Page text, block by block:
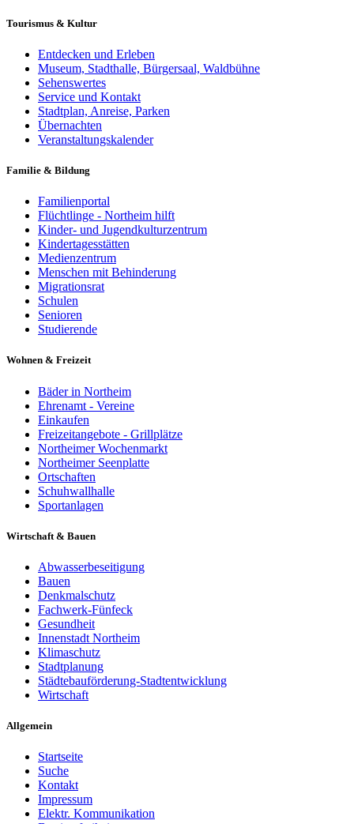
Tourismus & Kultur
Entdecken und Erleben
Museum, Stadthalle, Bürgersaal, Waldbühne
Sehenswertes
Service und Kontakt
Stadtplan, Anreise, Parken
Übernachten
Veranstaltungskalender
Familie & Bildung
Familienportal
Flüchtlinge - Northeim hilft
Kinder- und Jugendkulturzentrum
Kindertagesstätten
Medienzentrum
Menschen mit Behinderung
Migrationsrat
Schulen
Senioren
Studierende
Wohnen & Freizeit
Bäder in Northeim
Ehrenamt - Vereine
Einkaufen
Freizeitangebote - Grillplätze
Northeimer Wochenmarkt
Northeimer Seenplatte
Ortschaften
Schuhwallhalle
Sportanlagen
Wirtschaft & Bauen
Abwasserbeseitigung
Bauen
Denkmalschutz
Fachwerk-Fünfeck
Gesundheit
Innenstadt Northeim
Klimaschutz
Stadtplanung
Städtebauförderung-Stadtentwicklung
Wirtschaft
Allgemein
Startseite
Suche
Kontakt
Impressum
Elektr. Kommunikation